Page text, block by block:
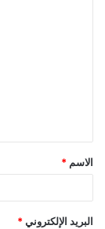
الاسم *
البريد الإلكتروني *